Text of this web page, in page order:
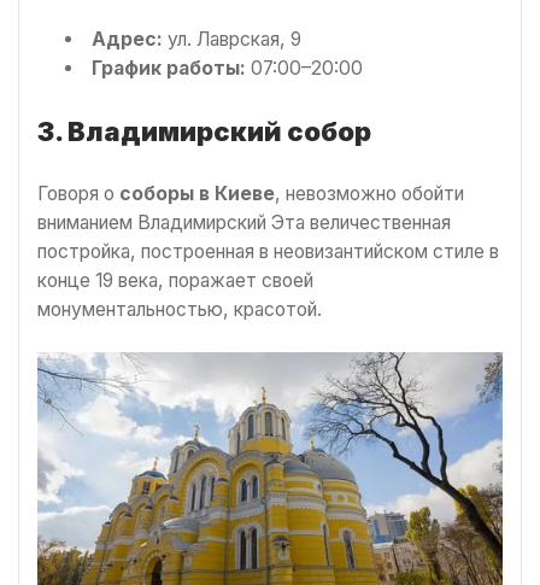
Адрес: ул. Лаврская, 9
График работы: 07:00–20:00
3. Владимирский собор
Говоря о соборы в Киеве, невозможно обойти
вниманием Владимирский Эта величественная
постройка, построенная в неовизантийском стиле в
конце 19 века, поражает своей
монументальностью, красотой.